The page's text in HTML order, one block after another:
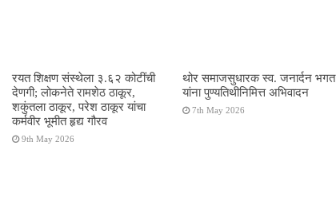
रयत शिक्षण संस्थेला ३.६२ कोटींची
देणगी; लोकनेते रामशेठ ठाकूर,
शकुंतला ठाकूर, परेश ठाकूर यांचा
कर्मवीर भूमीत हृद्य गौरव
9th May 2026
थोर समाजसुधारक स्व. जनार्दन भगत
यांना पुण्यतिथीनिमित्त अभिवादन
7th May 2026